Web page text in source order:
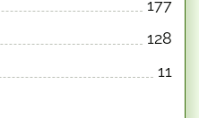
177
128
11